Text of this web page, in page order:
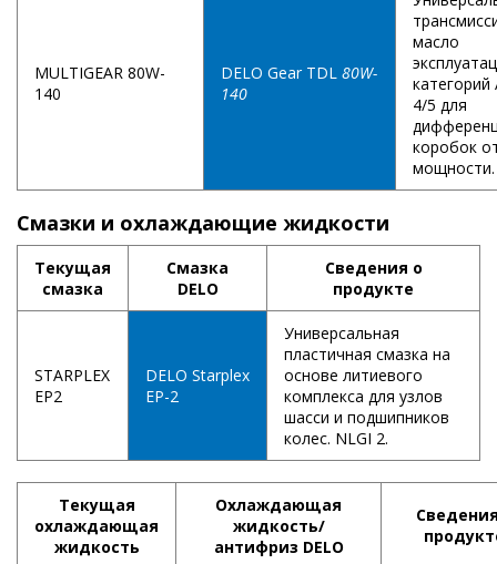
MULTIGEAR 80W-
140
DELO Gear TDL 80W-
140
масло
категорий
4/5 для
коробок
мощности.
Смазки и охлаждающие жидкости
Текущая
смазка
Смазка
DELO
Сведения о
продукте
STARPLEX
EP2
DELO Starplex
EP-2
Универсальная
пластичная смазка на
основе литиевого
комплекса для узлов
шасси и подшипников
колес. NLGI 2.
Текущая
охлаждающая
жидкость
Охлаждающая
жидкость/
антифриз DELO